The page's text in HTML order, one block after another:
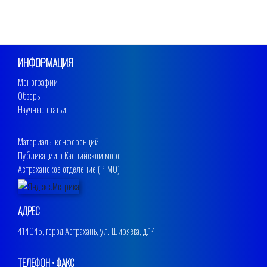
ИНФОРМАЦИЯ
Монографии
Обзоры
Научные статьи
Материалы конференций
Публикации о Каспийском море
Астраханское отделение (РГМО)
АДРЕС
414045, город Астрахань, ул. Ширяева, д.14
ТЕЛЕФОН • ФАКС